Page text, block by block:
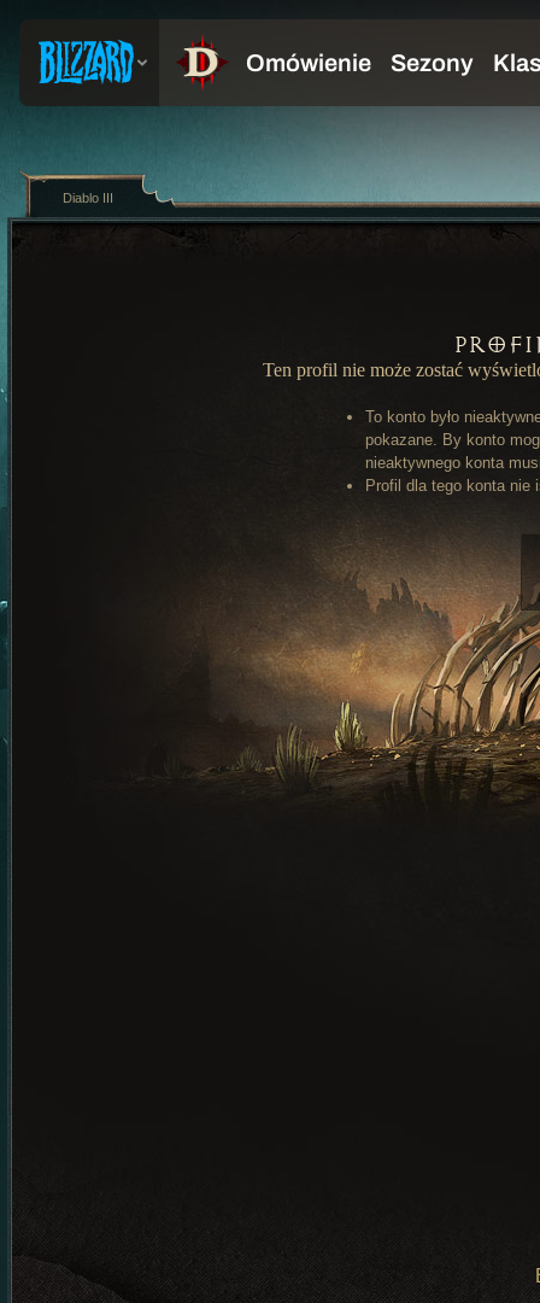
Ten profil nie może zostać
To konto było
pokazane. By konto
nieaktywnego konta
Profil dla tego konta nie
Diablo III